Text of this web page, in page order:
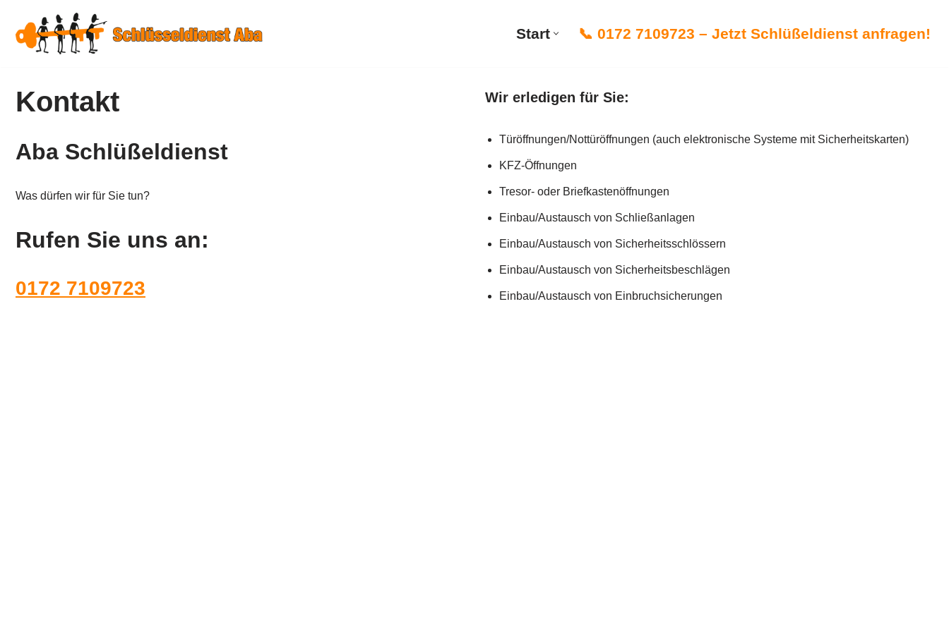
Zum
Start 📞 0172 7109723 – Jetzt Schlüßeldienst anfragen!
Kontakt
Aba Schlüßeldienst
Was dürfen wir für Sie tun?
Rufen Sie uns an:
0172 7109723
Wir erledigen für Sie:
Türöffnungen/Nottüröffnungen (auch elektronische Systeme mit Sicherheitskarten)
KFZ-Öffnungen
Tresor- oder Briefkastenöffnungen
Einbau/Austausch von Schließanlagen
Einbau/Austausch von Sicherheitsschlössern
Einbau/Austausch von Sicherheitsbeschlägen
Einbau/Austausch von Einbruchsicherungen